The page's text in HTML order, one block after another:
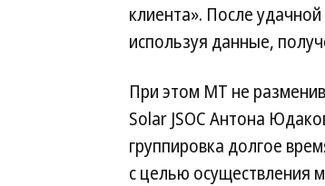
клиента». После
используя данные,
При этом MT не
Solar JSOC Антона
группировка долгое
с целью осуществления